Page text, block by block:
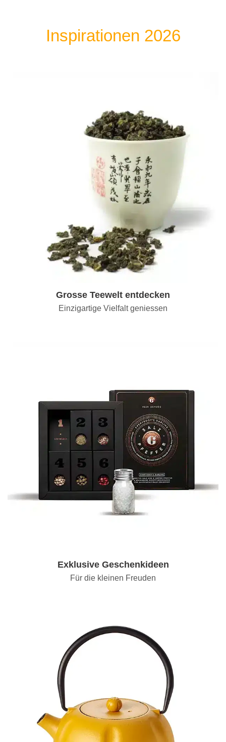
Inspirationen 2026
Grosse Teewelt entdecken
Einzigartige Vielfalt geniessen
Exklusive Geschenkideen
Für die kleinen Freuden